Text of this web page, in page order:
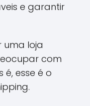
e garantir
uma loja
com
é, esse é o